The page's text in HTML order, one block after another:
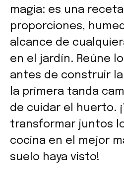
magia: es una
proporciones,
alcance de
en el jardín. Reúne
antes de construir
la primera tanda
de cuidar el huerto.
transformar juntos
cocina en el mejor
suelo haya visto!